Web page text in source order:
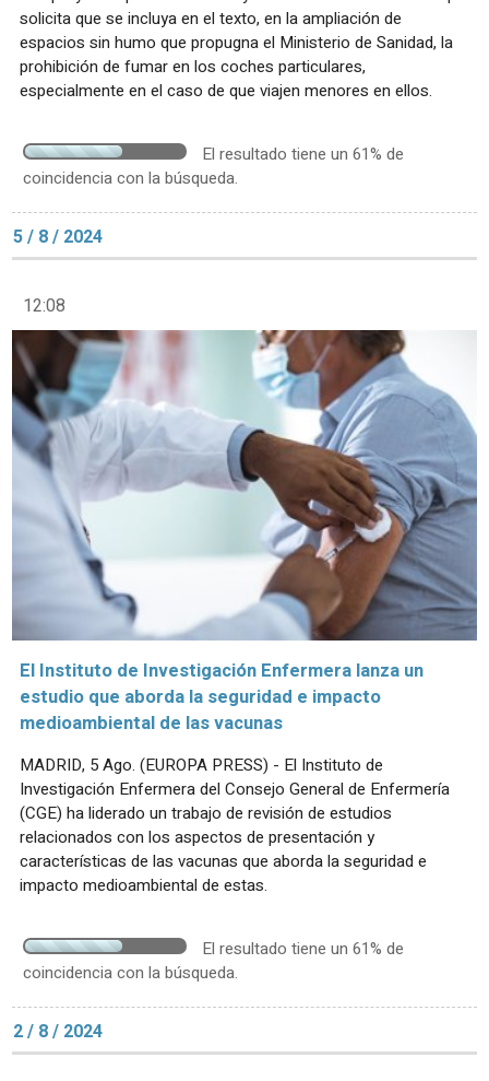
solicita que se incluya en el texto, en la ampliación de
espacios sin humo que propugna el Ministerio de Sanidad, la
prohibición de fumar en los coches particulares,
especialmente en el caso de que viajen menores en ellos.
El resultado tiene un 61% de
coincidencia con la búsqueda.
5 / 8 / 2024
12:08
El Instituto de Investigación Enfermera lanza un
estudio que aborda la seguridad e impacto
medioambiental de las vacunas
MADRID, 5 Ago. (EUROPA PRESS) - El Instituto de
Investigación Enfermera del Consejo General de Enfermería
(CGE) ha liderado un trabajo de revisión de estudios
relacionados con los aspectos de presentación y
características de las vacunas que aborda la seguridad e
impacto medioambiental de estas.
El resultado tiene un 61% de
coincidencia con la búsqueda.
2 / 8 / 2024